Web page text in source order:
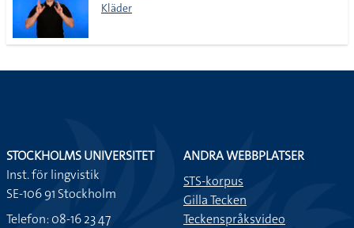
Kläder
STOCKHOLMS UNIVERSITET
Inst. för lingvistik
SE-106 91 Stockholm
Telefon: 08-16 23 47
ANDRA WEBBPLATSER
STS-korpus
Gilla Tecken
Teckenspråksvideo